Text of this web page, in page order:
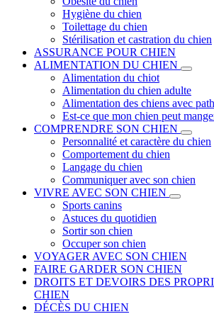
Hygiène du chien
Toilettage du chien
Stérilisation et castration du chien
ASSURANCE POUR CHIEN
ALIMENTATION DU CHIEN
Alimentation du chiot
Alimentation du chien adulte
Alimentation des chiens avec
Est-ce que mon chien peut
COMPRENDRE SON CHIEN
Personnalité et caractère du chien
Comportement du chien
Langage du chien
Communiquer avec son chien
VIVRE AVEC SON CHIEN
Sports canins
Astuces du quotidien
Sortir son chien
Occuper son chien
VOYAGER AVEC SON CHIEN
FAIRE GARDER SON CHIEN
DROITS ET DEVOIRS DES
CHIEN
DÉCÈS DU CHIEN